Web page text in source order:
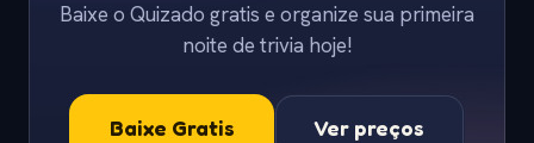
Baixe o Quizado gratis e organize sua primeira
noite de trivia hoje!
Baixe Gratis Ver preços